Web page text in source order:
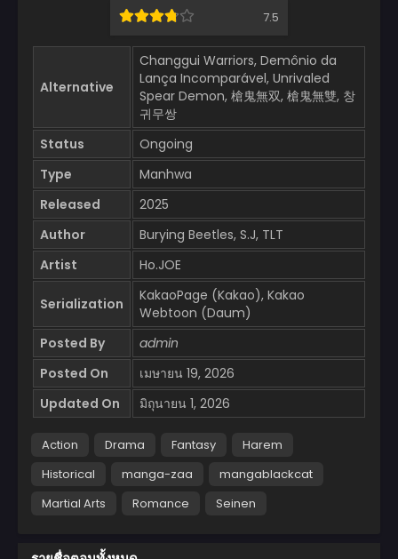
7.5
Alternative
Changgui Warriors, Demônio da
Lança Incomparável, Unrivaled
Spear Demon, 槍鬼無双, 槍鬼無雙, 창
귀무쌍
Status
Ongoing
Type
Manhwa
Released
2025
Author
Burying Beetles, S.J, TLT
Artist
Ho.JOE
Serialization
KakaoPage (Kakao), Kakao
Webtoon (Daum)
Posted By
admin
Posted On
เมษายน 19, 2026
Updated On
มิถุนายน 1, 2026
Action Drama Fantasy
Harem
Historical
manga-zaa
mangablackcat
Martial Arts
Romance Seinen